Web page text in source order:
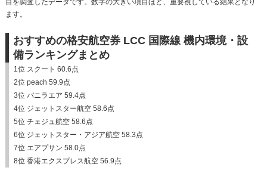
ます。
おすすめの格安航空券 LCC 国際線 機内環境・設
備ランキングまとめ
1位 スクート 60.6点
2位 peach 59.9点
3位 バニラエア 59.4点
4位 ジェットスター航空 58.6点
5位 チェジュ航空 58.6点
6位 ジェットスター・アジア航空 58.3点
7位 エアプサン 58.0点
8位 香港エクスプレス航空 56.9点